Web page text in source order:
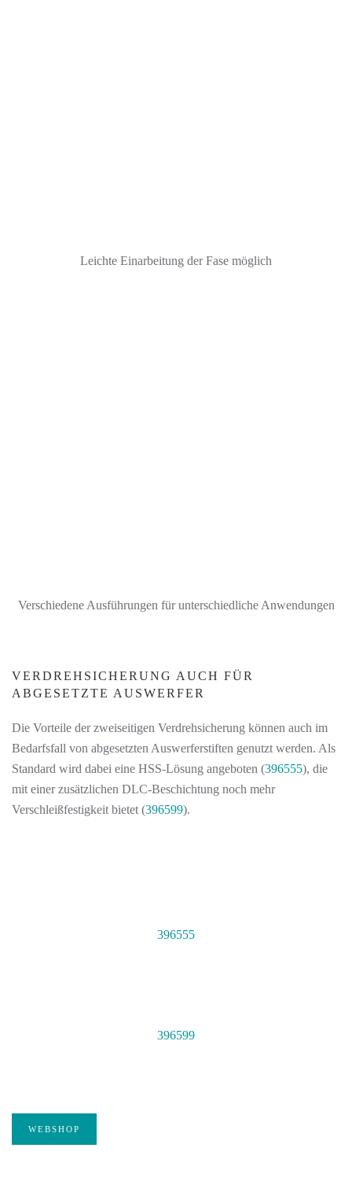
Leichte Einarbeitung der Fase möglich
Verschiedene Ausführungen für unterschiedliche Anwendungen
VERDREHSICHERUNG AUCH FÜR
ABGESETZTE AUSWERFER
Die Vorteile der zweiseitigen Verdrehsicherung können auch im
Bedarfsfall von abgesetzten Auswerferstiften genutzt werden. Als
Standard wird dabei eine HSS-Lösung angeboten (396555), die
mit einer zusätzlichen DLC-Beschichtung noch mehr
Verschleißfestigkeit bietet (396599).
396555
396599
WEBSHOP